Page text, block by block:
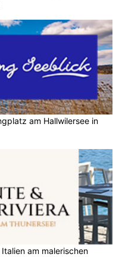
am Hallwilersee in
am malerischen